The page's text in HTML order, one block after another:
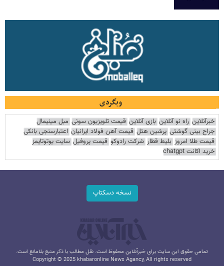
وبگردی
خبرآنلاین راه نو آنلاین بازی آنلاین قیمت تلویزیون سونی مبل مینیمال
جراح بینی گوشتی پرشین هتل قیمت آهن فولاد ایرانیان اعتبارسنجی بانکی
قیمت طلا امروز بلیط قطار شرکت رادوکو قیمت پروفیل سایت یوتوتایمز
خرید اکانت chatgpt
نسخه دسکتاپ
تمامی حقوق این سایت برای خبرآنلاین محفوظ است. نقل مطالب با ذکر منبع بلامانع است.
Copyright © 2025 khabaronline News Agancy, All rights reserved